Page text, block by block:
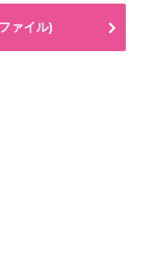
ァイル)